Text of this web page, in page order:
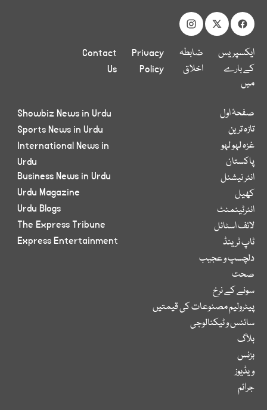
ایکسپریس
کے بارے
میں
ضابطہ
اخلاق
Privacy
Policy
Contact
Us
صفحۂ اول
تازہ ترین
غزہ لہو لہو
پاکستان
انٹر نیشنل
کھیل
انٹرٹینمنٹ
لائف اسٹائل
ٹاپ ٹرینڈ
دلچسپ و عجیب
صحت
سونے کے نرخ
پیٹرولیم مصنوعات کی قیمتیں
سائنس و ٹیکنالوجی
بلاگ
بزنس
ویڈیوز
جرائم
Showbiz News in Urdu
Sports News in Urdu
International News in
Urdu
Business News in Urdu
Urdu Magazine
Urdu Blogs
The Express Tribune
Express Entertainment